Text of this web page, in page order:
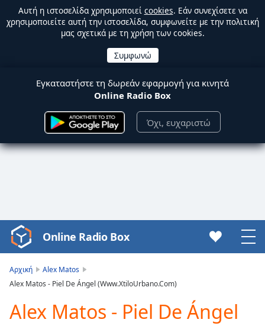
Αυτή η ιστοσελίδα χρησιμοποιεί cookies. Εάν συνεχίσετε να
χρησιμοποιείτε αυτή την ιστοσελίδα, συμφωνείτε με την πολιτική
μας σχετικά με τη χρήση των cookies.
Εγκαταστήστε τη δωρεάν εφαρμογή για κινητά
Online Radio Box
Όχι, ευχαριστώ
Video
Player
loading.
Video
Play
Online Radio Box
Αρχική
Alex Matos
Alex Matos - Piel De Ángel (Www.XtiloUrbano.Com)
Alex Matos - Piel De Ángel